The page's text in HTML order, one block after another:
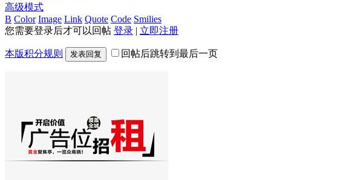
高级模式
B Color Image Link Quote Code Smilies
您需要登录后才可以回帖 登录 | 立即注册
本版积分规则 发表回复 回帖后跳转到最后一页